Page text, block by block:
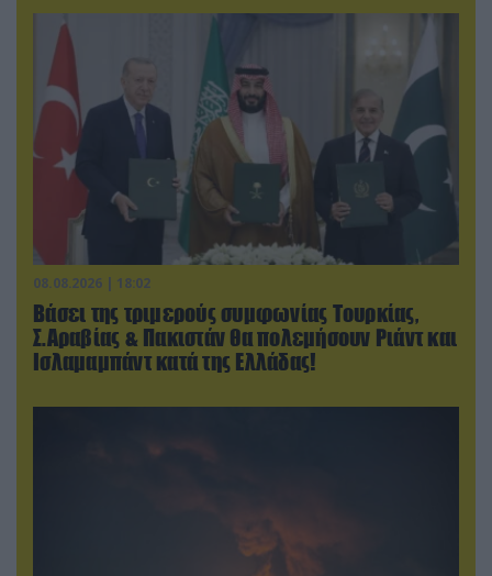
08.08.2026 | 18:02
Βάσει της τριμερούς συμφωνίας Τουρκίας,
Σ.Αραβίας & Πακιστάν θα πολεμήσουν Ριάντ και
Ισλαμαμπάντ κατά της Ελλάδας!